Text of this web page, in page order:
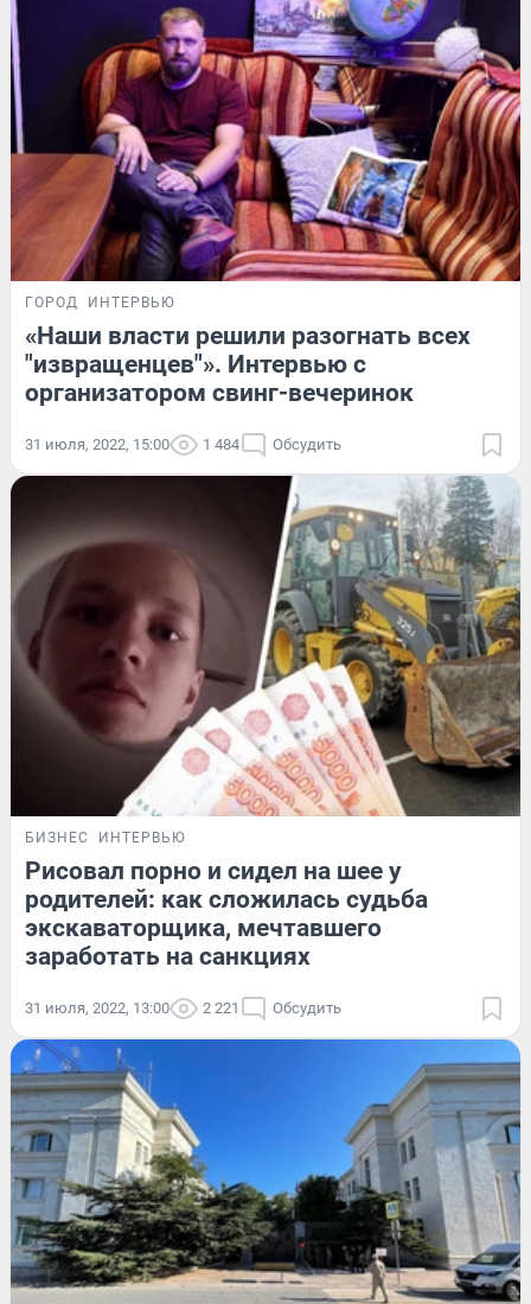
ГОРОД ИНТЕРВЬЮ
«Наши власти решили разогнать всех
"извращенцев"». Интервью с
организатором свинг-вечеринок
31 июля, 2022, 15:00 1 484 Обсудить
БИЗНЕС ИНТЕРВЬЮ
Рисовал порно и сидел на шее у
родителей: как сложилась судьба
экскаваторщика, мечтавшего
заработать на санкциях
31 июля, 2022, 13:00 2 221 Обсудить